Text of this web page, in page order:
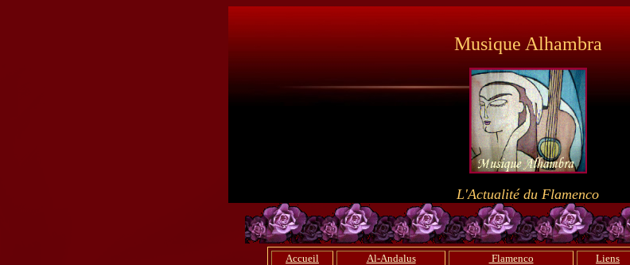
Musique Alhambra
L'Actualité du Flamenco
Accueil Al-Andalus Flamenco Liens